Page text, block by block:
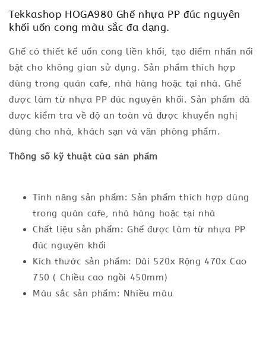
Tekkashop HOGA980 Ghế nhựa PP đúc nguyên
khối uốn cong màu sắc đa dạng.
Ghế có thiết kế uốn cong liền khối, tạo điểm nhấn nổi
bật cho không gian sử dụng. Sản phẩm thích hợp
dùng trong quán cafe, nhà hàng hoặc tại nhà. Ghế
được làm từ nhựa PP đúc nguyên khối. Sản phẩm đã
được kiểm tra về độ an toàn và được khuyến nghị
dùng cho nhà, khách sạn và văn phòng phẩm.
Thông số kỹ thuật của sản phẩm
Tính năng sản phẩm: Sản phẩm thích hợp dùng
trong quán cafe, nhà hàng hoặc tại nhà
Chất liệu sản phẩm: Ghế được làm từ nhựa PP
đúc nguyên khối
Kích thước sản phẩm: Dài 520x Rộng 470x Cao
750 ( Chiều cao ngồi 450mm)
Màu sắc sản phẩm: Nhiều màu